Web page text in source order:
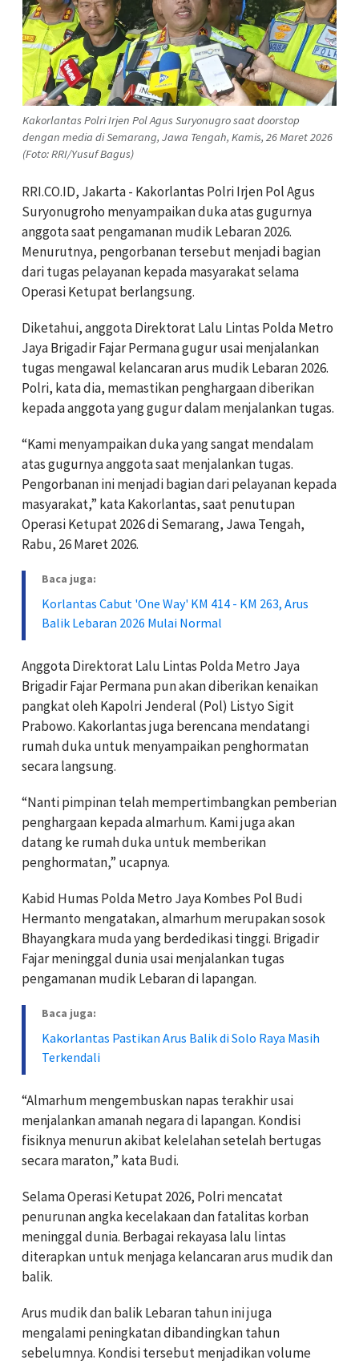
Kakorlantas Polri Irjen Pol Agus Suryonugro saat doorstop
dengan media di Semarang, Jawa Tengah, Kamis, 26 Maret 2026
(Foto: RRI/Yusuf Bagus)
RRI.CO.ID, Jakarta - Kakorlantas Polri Irjen Pol Agus
Suryonugroho menyampaikan duka atas gugurnya
anggota saat pengamanan mudik Lebaran 2026.
Menurutnya, pengorbanan tersebut menjadi bagian
dari tugas pelayanan kepada masyarakat selama
Operasi Ketupat berlangsung.
Diketahui, anggota Direktorat Lalu Lintas Polda Metro
Jaya Brigadir Fajar Permana gugur usai menjalankan
tugas mengawal kelancaran arus mudik Lebaran 2026.
Polri, kata dia, memastikan penghargaan diberikan
kepada anggota yang gugur dalam menjalankan tugas.
“Kami menyampaikan duka yang sangat mendalam
atas gugurnya anggota saat menjalankan tugas.
Pengorbanan ini menjadi bagian dari pelayanan kepada
masyarakat,” kata Kakorlantas, saat penutupan
Operasi Ketupat 2026 di Semarang, Jawa Tengah,
Rabu, 26 Maret 2026.
Baca juga:
Korlantas Cabut 'One Way' KM 414 - KM 263, Arus
Balik Lebaran 2026 Mulai Normal
Anggota Direktorat Lalu Lintas Polda Metro Jaya
Brigadir Fajar Permana pun akan diberikan kenaikan
pangkat oleh Kapolri Jenderal (Pol) Listyo Sigit
Prabowo. Kakorlantas juga berencana mendatangi
rumah duka untuk menyampaikan penghormatan
secara langsung.
“Nanti pimpinan telah mempertimbangkan pemberian
penghargaan kepada almarhum. Kami juga akan
datang ke rumah duka untuk memberikan
penghormatan,” ucapnya.
Kabid Humas Polda Metro Jaya Kombes Pol Budi
Hermanto mengatakan, almarhum merupakan sosok
Bhayangkara muda yang berdedikasi tinggi. Brigadir
Fajar meninggal dunia usai menjalankan tugas
pengamanan mudik Lebaran di lapangan.
Baca juga:
Kakorlantas Pastikan Arus Balik di Solo Raya Masih
Terkendali
“Almarhum mengembuskan napas terakhir usai
menjalankan amanah negara di lapangan. Kondisi
fisiknya menurun akibat kelelahan setelah bertugas
secara maraton,” kata Budi.
Selama Operasi Ketupat 2026, Polri mencatat
penurunan angka kecelakaan dan fatalitas korban
meninggal dunia. Berbagai rekayasa lalu lintas
diterapkan untuk menjaga kelancaran arus mudik dan
balik.
Arus mudik dan balik Lebaran tahun ini juga
mengalami peningkatan dibandingkan tahun
sebelumnya. Kondisi tersebut menjadikan volume